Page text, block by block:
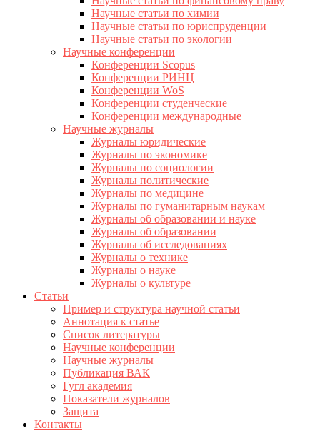
Научные статьи по химии
Научные статьи по юриспруденции
Научные статьи по экологии
Научные конференции
Конференции Scopus
Конференции РИНЦ
Конференции WoS
Конференции студенческие
Конференции международные
Научные журналы
Журналы юридические
Журналы по экономике
Журналы по социологии
Журналы политические
Журналы по медицине
Журналы по гуманитарным наукам
Журналы об образовании и науке
Журналы об образовании
Журналы об исследованиях
Журналы о технике
Журналы о науке
Журналы о культуре
Статьи
Пример и структура научной статьи
Аннотация к статье
Список литературы
Научные конференции
Научные журналы
Публикация ВАК
Гугл академия
Показатели журналов
Защита
Контакты